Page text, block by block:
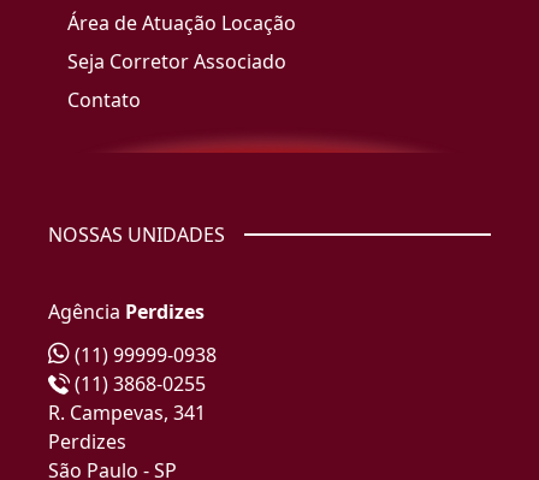
Área de Atuação Locação
Seja Corretor Associado
Contato
NOSSAS UNIDADES
Agência Perdizes
(11) 99999-0938
(11) 3868-0255
R. Campevas, 341
Perdizes
São Paulo - SP